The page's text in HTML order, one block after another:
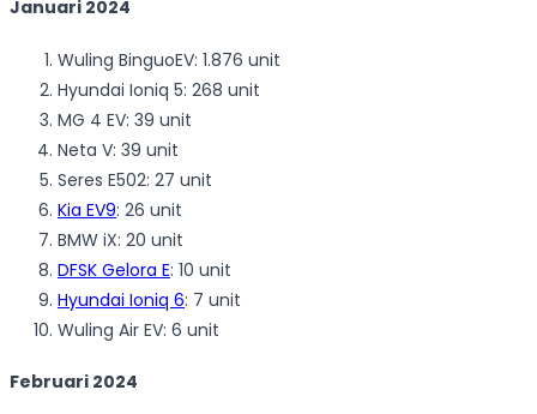
Januari 2024
Wuling BinguoEV: 1.876 unit
Hyundai Ioniq 5: 268 unit
MG 4 EV: 39 unit
Neta V: 39 unit
Seres E502: 27 unit
Kia EV9: 26 unit
BMW iX: 20 unit
DFSK Gelora E: 10 unit
Hyundai Ioniq 6: 7 unit
Wuling Air EV: 6 unit
Februari 2024